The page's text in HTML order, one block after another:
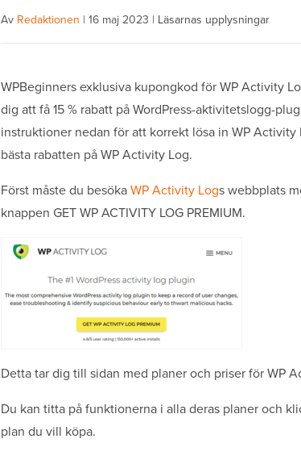
Av Redaktionen | 16 maj 2023 | Läsarnas upplysningar
WPBeginners exklusiva kupongkod för WP Activity
dig att få 15 % rabatt på WordPress-aktivitetslogg-
instruktioner nedan för att korrekt lösa in WP
bästa rabatten på WP Activity Log.
Först måste du besökaWP Activity Logs webbplats
knappen GET WP ACTIVITY LOG PREMIUM.
Detta tar dig till sidan med planer och priser för WP
Du kan titta på funktionerna i alla deras planer och
plan du vill köpa.